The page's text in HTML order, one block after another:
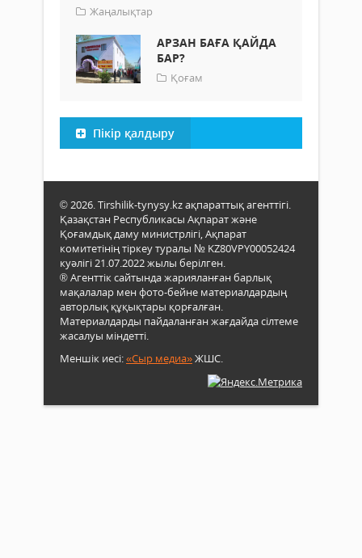
Жаңалықтар
АРЗАН БАҒА ҚАЙДА
БАР?
Қоғам
Пікір қалдыру
© 2026. Tirshilik-tynysy.kz ақпараттық агенттігі.
Қазақстан Республикасы Ақпарат және
Қоғамдық даму министрлігі, Ақпарат
комитетінің тіркеу туралы № KZ80VPY00052424
куәлігі 21.07.2022 жылы берілген.
® Агенттік сайтында жарияланған барлық
мақалалар мен фото-бейне материалдардың
авторлық құқықтары қорғалған.
Материалдарды пайдаланған жағдайда сілтеме
жасалуы міндетті.
Меншік иесі:«Сыр медиа»ЖШС.